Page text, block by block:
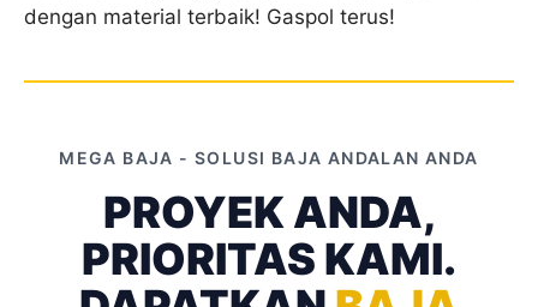
dengan material terbaik! Gaspol terus!
MEGA BAJA - SOLUSI BAJA ANDALAN ANDA
PROYEK ANDA,
PRIORITAS KAMI.